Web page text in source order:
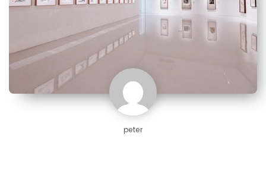
peter